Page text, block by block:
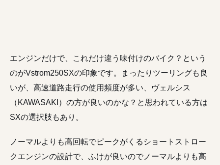
エンジンだけで、これだけ違う味付けのバイク？という
のがVstrom250SXの印象です。まったりツーリングも良
いが、高速道路走行の使用頻度が多い、ヴェルシス
（KAWASAKI）の方が良いのかな？と思われている方は
SXの選択肢もあり。
ノーマルよりも高回転でピークがくるショートストロー
クエンジンの設計で、ふけが良いのでノーマルよりも高